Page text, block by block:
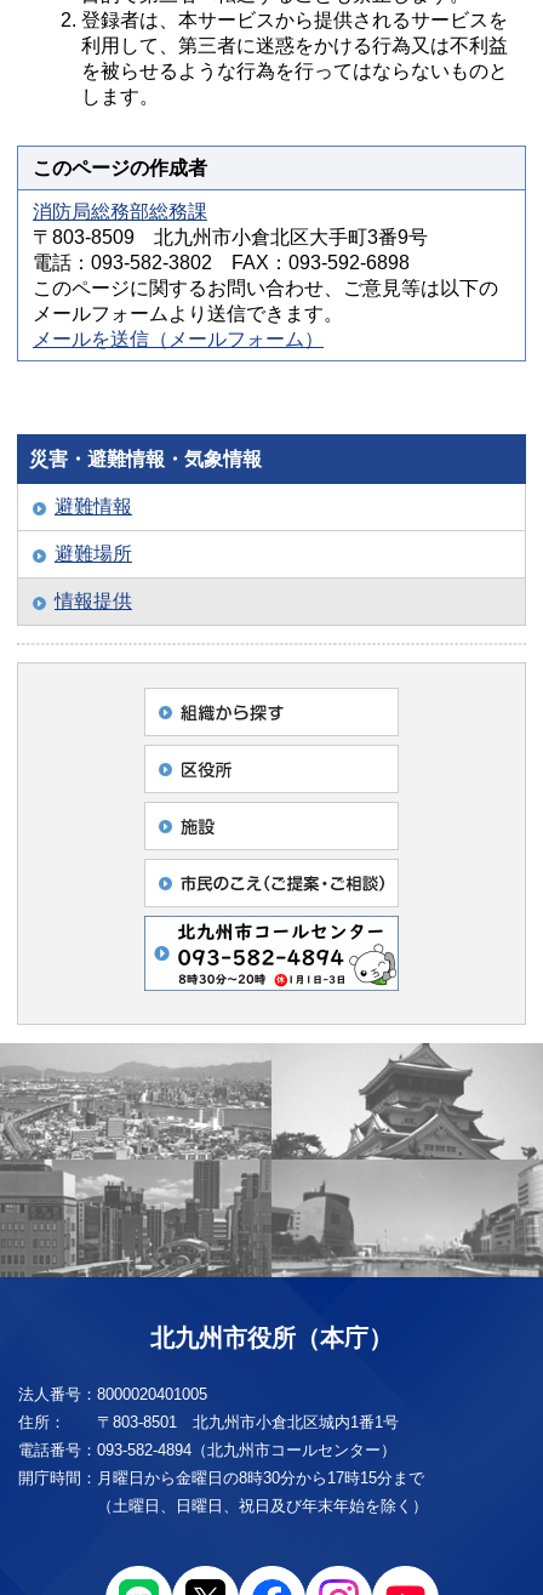
登録者は、本サービスから提供されるサービスを
利用して、第三者に迷惑をかける行為又は不利益
を被らせるような行為を行ってはならないものと
します。
このページの作成者
消防局総務部総務課
〒803-8509 北九州市小倉北区大手町3番9号
電話：093-582-3802 FAX：093-592-6898
このページに関するお問い合わせ、ご意見等は以下の
メールフォームより送信できます。
メールを送信（メールフォーム）
災害・避難情報・気象情報
避難情報
避難場所
情報提供
北九州市役所（本庁）
法人番号： 8000020401005
住所：
〒803-8501 北九州市小倉北区城内1番1号
電話番号： 093-582-4894（北九州市コールセンター）
開庁時間： 月曜日から金曜日の8時30分から17時15分まで
（土曜日、日曜日、祝日及び年末年始を除く）